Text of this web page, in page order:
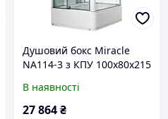
Душовий бокс Miracle
NA114-3 з КПУ 100х80х215
з гідромасажем білий
скло прозоре
В наявності
27 864₴